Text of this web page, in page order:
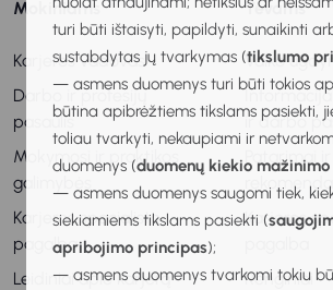
turi būti ištaisyti, papildyti, sunaikinti
sustabdytas jų tvarkymas (tikslumo
— asmens duomenys turi būti tokios
būtina apibrėžtiems tikslams pasiekti,
toliau tvarkyti, nekaupiami ir
duomenys (duomenų kiekio
— asmens duomenys saugomi tiek,
siekiamiems tikslams pasiekti (
apribojimo principas);
— asmens duomenys tvarkomi tokiu
Mokiniams
Karjeros vadovas
Darbo ir profesijų
pasaulis
Mokymosi ir praktikos
galimybės
Karjeros specialisto
pagalba
Leidiniai apie karjerą
Tėvams
Vaiko
Informacija
ir darbo
Patarimai ir
Karjeros
Renginiai